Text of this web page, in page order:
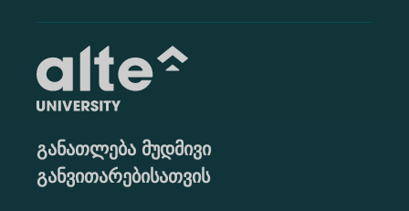
განათლება მუდმივი
განვითარებისათვის